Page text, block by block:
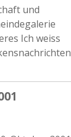
und
Ich weiss